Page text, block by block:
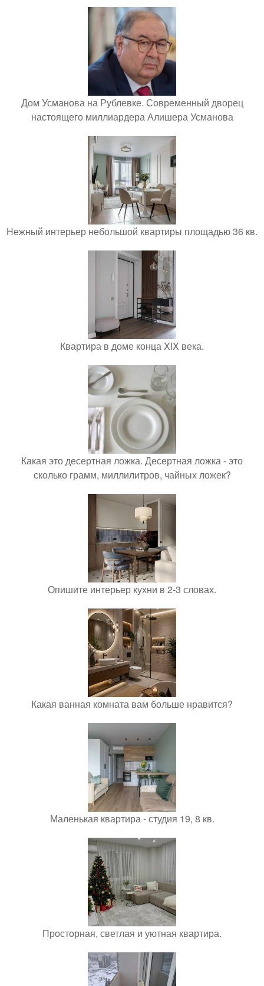
Дом Усманова на Рублевке. Современный дворец
настоящего миллиардера Алишера Усманова
Нежный интерьер небольшой квартиры площадью 36 кв.
Квартира в доме конца XIX века.
Какая это десертная ложка. Десертная ложка - это
сколько грамм, миллилитров, чайных ложек?
Опишите интерьер кухни в 2-3 словах.
Какая ванная комната вам больше нравится?
Маленькая квартира - студия 19, 8 кв.
Просторная, светлая и уютная квартира.